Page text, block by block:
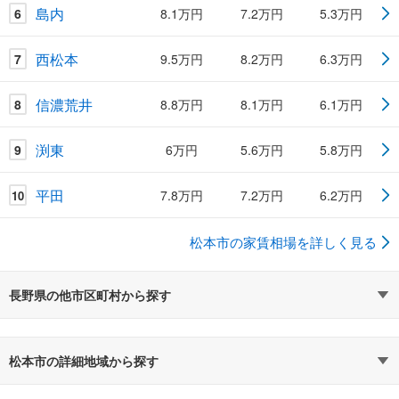
6 島内 8.1万円 7.2万円 5.3万円
7 西松本 9.5万円 8.2万円 6.3万円
8 信濃荒井 8.8万円 8.1万円 6.1万円
9 渕東 6万円 5.6万円 5.8万円
10 平田 7.8万円 7.2万円 6.2万円
松本市の家賃相場を詳しく見る
長野県の他市区町村から探す
松本市の詳細地域から探す